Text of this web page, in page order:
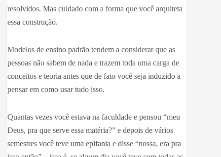
resolvidos. Mas cuidado com a forma que você arquiteta
essa construção.
Modelos de ensino padrão tendem a considerar que as
pessoas não sabem de nada e trazem toda uma carga de
conceitos e teoria antes que de fato você seja induzido a
pensar em como usar tudo isso.
Quantas vezes você estava na faculdade e pensou “meu
Deus, pra que serve essa matéria?” e depois de vários
semestres você teve uma epifania e disse “nossa, era pra